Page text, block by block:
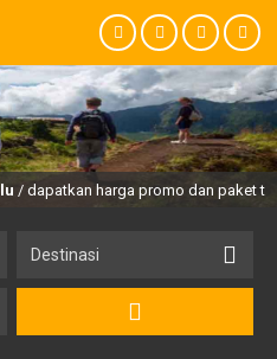
/ dapatkan harga promo dan paket